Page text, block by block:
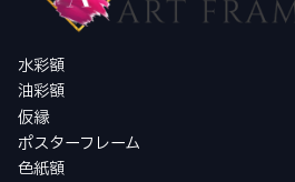
水彩額
油彩額
仮縁
ポスターフレーム
色紙額